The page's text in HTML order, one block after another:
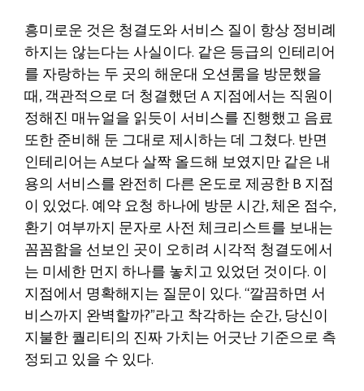
흥미로운 것은 청결도와 서비스 질이 항상 정비례
하지는 않는다는 사실이다. 같은 등급의 인테리어
를 자랑하는 두 곳의 해운대 오션룸을 방문했을
때, 객관적으로 더 청결했던 A 지점에서는 직원이
정해진 매뉴얼을 읽듯이 서비스를 진행했고 음료
또한 준비해 둔 그대로 제시하는 데 그쳤다. 반면
인테리어는 A보다 살짝 올드해 보였지만 같은 내
용의 서비스를 완전히 다른 온도로 제공한 B 지점
이 있었다. 예약 요청 하나에 방문 시간, 체온 점수,
환기 여부까지 문자로 사전 체크리스트를 보내는
꼼꼼함을 선보인 곳이 오히려 시각적 청결도에서
는 미세한 먼지 하나를 놓치고 있었던 것이다. 이
지점에서 명확해지는 질문이 있다. “깔끔하면 서
비스까지 완벽할까?”라고 착각하는 순간, 당신이
지불한 퀄리티의 진짜 가치는 어긋난 기준으로 측
정되고 있을 수 있다.